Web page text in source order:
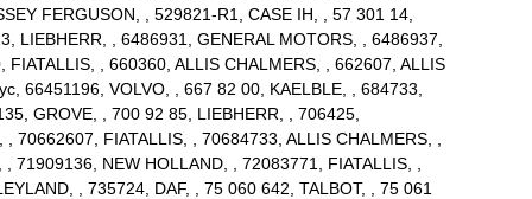
FERGUSON, , 529821-R1, CASE IH, , 57 301 14,
LIEBHERR, , 6486931, GENERAL MOTORS, , 6486937,
, 660360, ALLIS CHALMERS, , 662607, ALLIS
66451196, VOLVO, , 667 82 00, KAELBLE, , 684733,
GROVE, , 700 92 85, LIEBHERR, , 706425,
FIATALLIS, , 70684733, ALLIS CHALMERS, ,
NEW HOLLAND, , 72083771, FIATALLIS, ,
, 735724, DAF, , 75 060 642, TALBOT, , 75 061